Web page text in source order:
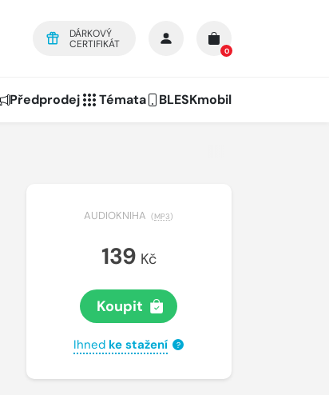
DÁRKOVÝ
CERTIFIKÁT
0
Předprodej Témata BLESKmobil
AUDIOKNIHA (MP3)
139 Kč
Koupit
Ihned ke stažení ?